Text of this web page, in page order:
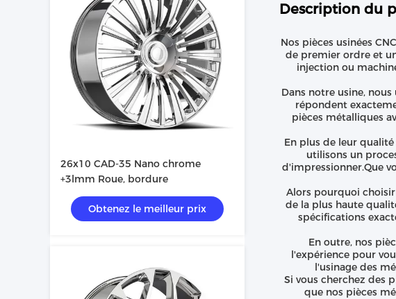
26x10 CAD-35 Nano chrome
+3lmm Roue, bordure
Obtenez le meilleur prix
Description du
Nos pièces usinées
de premier ordre et
injection ou
Dans notre usine,
répondent
pièces métalliques
En plus de leur
utilisons un
d'impressionner.Que
Alors pourquoi
de la plus haute
spécifications
En outre, nos
l'expérience pour
l'usinage des
Si vous cherchez des
que nos pièces